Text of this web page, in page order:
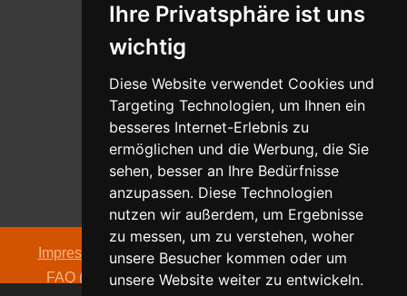
Ihre Privatsphäre ist uns
wichtig
Diese Website verwendet Cookies und
Targeting Technologien, um Ihnen ein
besseres Internet-Erlebnis zu
ermöglichen und die Werbung, die Sie
sehen, besser an Ihre Bedürfnisse
anzupassen. Diese Technologien
nutzen wir außerdem, um Ergebnisse
zu messen, um zu verstehen, woher
unsere Besucher kommen oder um
unsere Website weiter zu entwickeln.
Whatsapp
Nachricht senden
Adresse
Oldentruper Straße 104
33604 Bielefeld
Impressum |Datenschutzerklärung|AGB|Kontakt
FAQ (häufig gestellte Fragen)|Hinweispflicht zur